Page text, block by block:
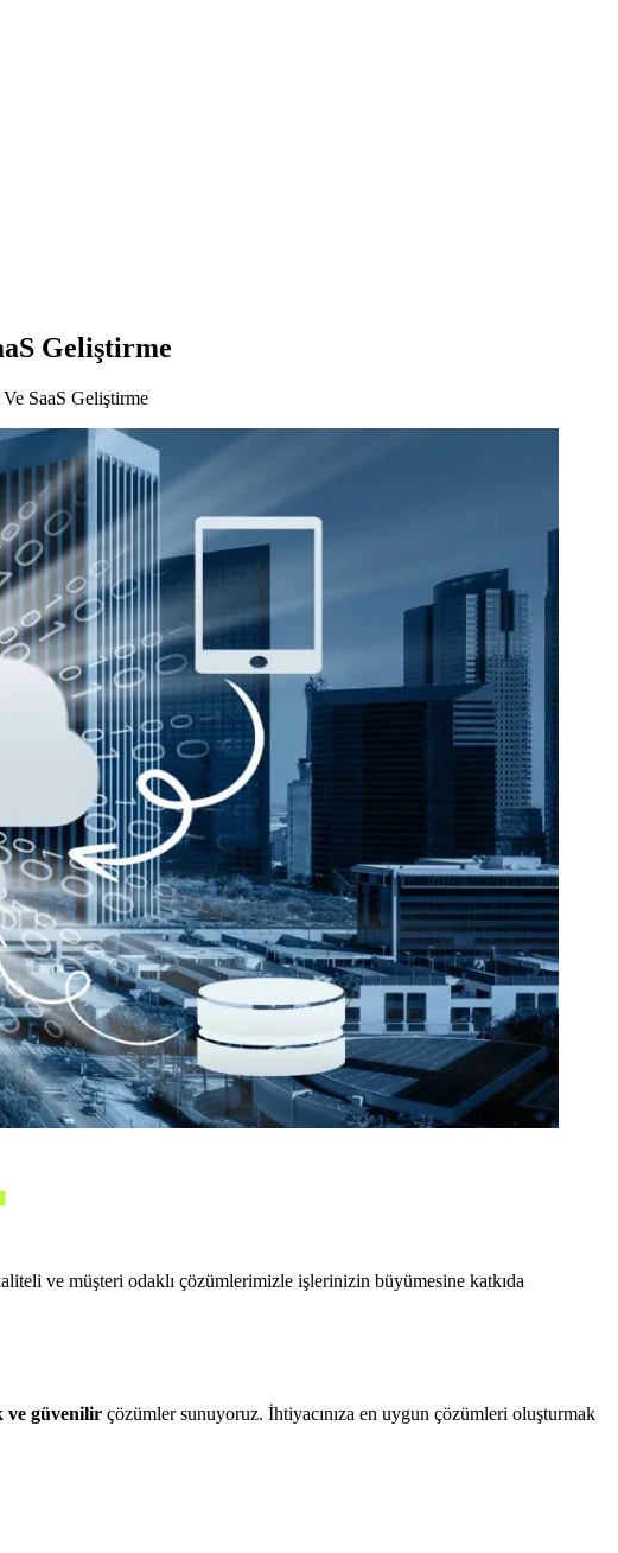
Geliştirme
SaaS Geliştirme
ve müşteri odaklı çözümlerimizle işlerinizin büyümesine katkıda
ve güvenilir çözümler sunuyoruz. İhtiyacınıza en uygun çözümleri oluşturmak